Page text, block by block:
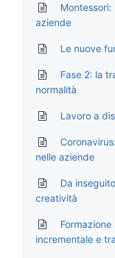
Montessori:
aziende
Le nuove
Fase 2: la
normalità
Lavoro a
nelle aziende
Da
creatività
incrementale e